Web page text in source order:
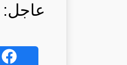
عاجل: